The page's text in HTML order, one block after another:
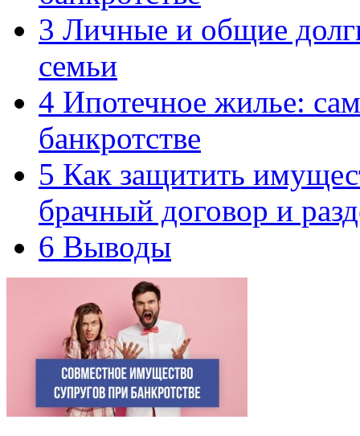
3 Личные и общие
семьи
4 Ипотечное жилье:
банкротстве
5 Как защитить
брачный договор и
6 Выводы